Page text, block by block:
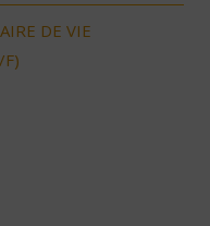
DE VIE
F)